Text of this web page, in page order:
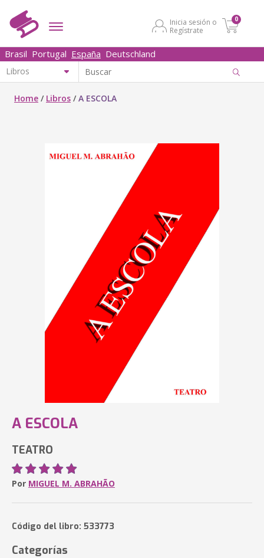
Inicia sesión o
Regístrate
0
Brasil Portugal España Deutschland
Home / Libros /A ESCOLA
A ESCOLA
TEATRO
Por MIGUEL M. ABRAHÃO
Código del libro: 533773
Categorías